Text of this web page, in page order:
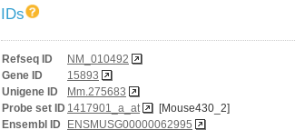
IDs
Refseq ID
NM_010492
Gene ID
15893
Unigene ID
Mm.275683
Probe set ID 1417901_a_at
[Mouse430_2]
Ensembl ID
ENSMUSG00000062995